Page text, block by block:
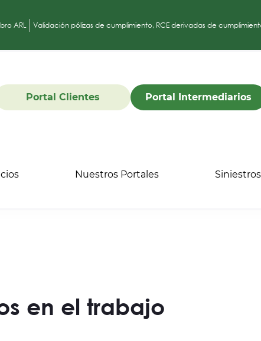
ARL Validación pólizas de cumplimiento, RCE derivadas de
Portal Clientes Portal Intermediarios
Nuestros Portales Siniestros
en el trabajo